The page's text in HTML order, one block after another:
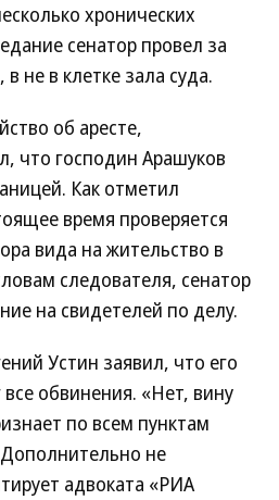
хронических
сенатор провел за
не в клетке зала суда.
об аресте,
что господин Арашуков
Как отметил
время проверяется
вида на жительство в
следователя, сенатор
на свидетелей по делу.
Устин заявил, что его
обвинения. «Нет, вину
по всем пунктам
не
адвоката «РИА